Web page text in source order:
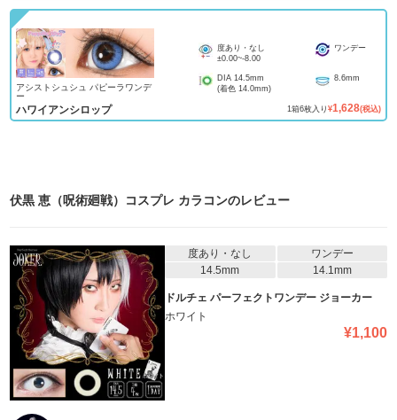
アシストシュシュ パピーラワンデ
ー
ハワイアンシロップ
度あり・なし
±0.00~-8.00
ワンデー
DIA 14.5mm
(着色 14.0mm)
8.6mm
1箱6枚入り ¥1,628(税込)
伏黒 恵（呪術廻戦）コスプレ カラコンのレビュー
度あり・なし
ワンデー
14.5mm
14.1mm
ドルチェ パーフェクトワンデー ジョーカー
ホワイト
¥1,100